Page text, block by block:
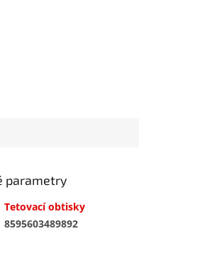
parametry
Tetovací obtisky
8595603489892